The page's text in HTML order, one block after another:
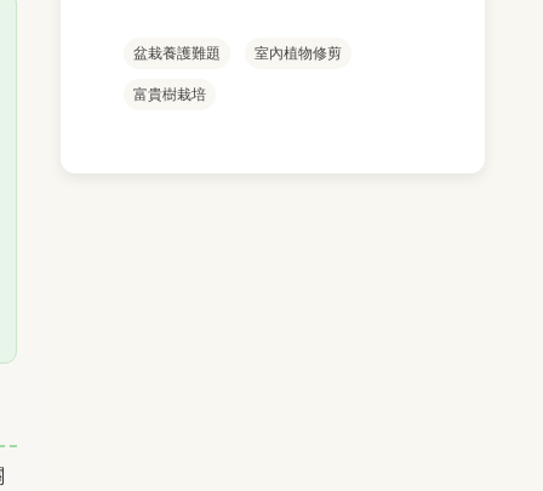
盆栽養護難題 室內植物修剪
富貴樹栽培